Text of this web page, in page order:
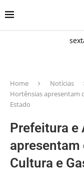
Home Notícias
Hortênsias apresentam
Estado
Prefeitura e
apresentam
Cultura e